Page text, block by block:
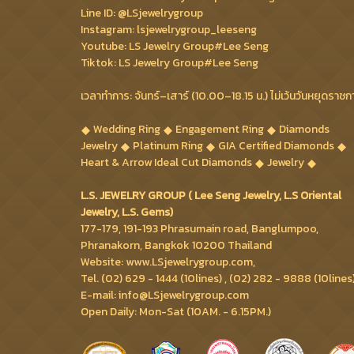
Line ID: @LSjewelrygroup
Instagram: lsjewelrygroup_leeseng
Youtube: LS Jewelry Group#Lee Seng
Tiktok: LS Jewelry Group#Lee Seng
เวลาทำการ: จันทร์–เสาร์ (10.00–18.15 น.) ไม่เว้นวันหยุดราช
Wedding Ring
Engagement Ring
Diamonds
Jewelry
Platinum Ring
GIA Certified Diamonds
Heart & Arrow Ideal Cut Diamonds
Jewelry
L.S. JEWELRY GROUP ( Lee Seng Jewelry, L.S Oriental
Jewelry, L.S. Gems)
177-179, 191-193 Phrasumain road, Banglumpoo,
Phranakorn, Bangkok 10200 Thailand
Website: www.LSjewelrygroup.com,
Tel. (02) 629 - 1444 (10lines) , (02) 282 - 9888
E-mail: info@LSjewelrygroup.com
Open Daily: Mon-Sat (10AM. - 6.15PM.)